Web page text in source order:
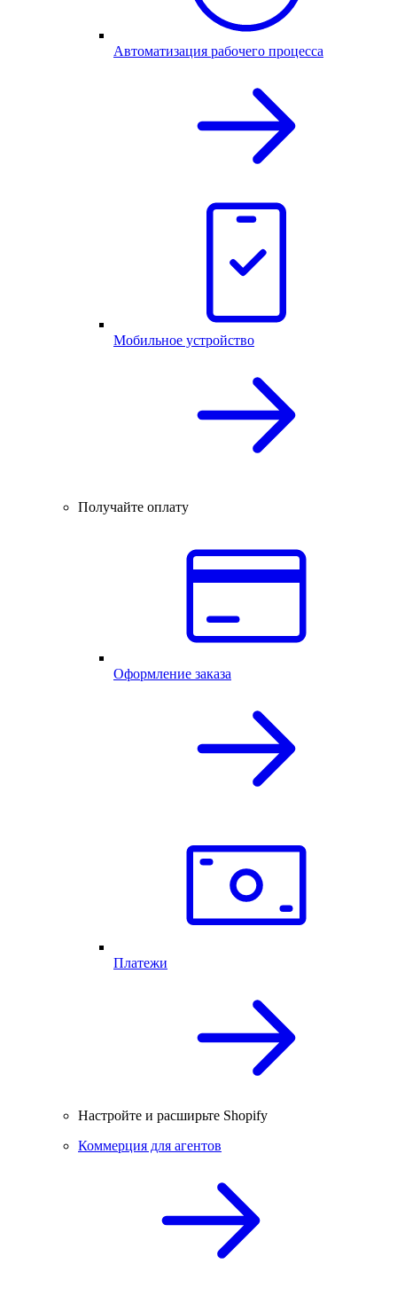
Автоматизация рабочего процесса
Мобильное устройство
Получайте оплату
Оформление заказа
Платежи
Настройте и расширьте Shopify
Коммерция для агентов